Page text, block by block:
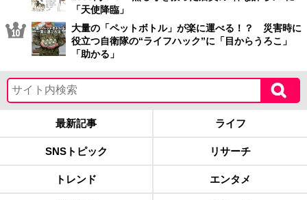
「天使降臨」
大量の「ペットボトル」が楽に運べる！？ 災害時に
役立つ自衛隊の“ライフハック”に「目からうろこ」
「助かる」
最新記事 ライフ
SNSトピック リサーチ
トレンド エンタメ